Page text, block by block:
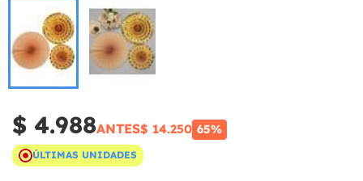
$ 4.988ANTES$ 14.250 65%
ÚLTIMAS UNIDADES